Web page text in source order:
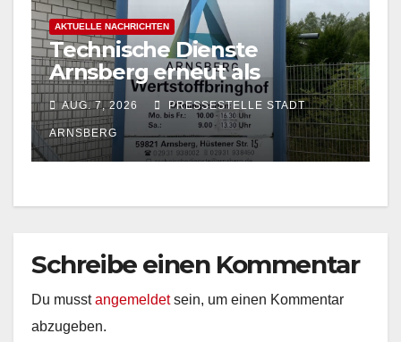
AKTUELLE NACHRICHTEN
Technische Dienste
Arnsberg erneut als
Entsorgungsfachbetrieb
zertifiziert
AUG. 7, 2026 PRESSESTELLE STADT
ARNSBERG
Schreibe einen Kommentar
Du musstangemeldetsein, um einen Kommentar
abzugeben.